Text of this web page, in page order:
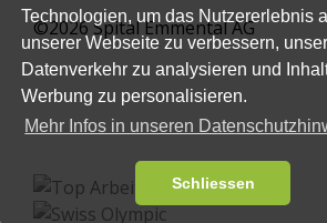
Technologien, um das Nutzererlebnis
unserer Webseite zu verbessern,
Datenverkehr zu analysieren und
Werbung zu personalisieren.
Mehr Infos in unseren
Schliessen
©2026 Spital Emmental AG